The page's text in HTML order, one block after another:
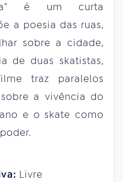
é um curta
a poesia das ruas,
sobre a cidade,
de duas skatistas,
traz paralelos
a vivência do
e o skate como
Livre